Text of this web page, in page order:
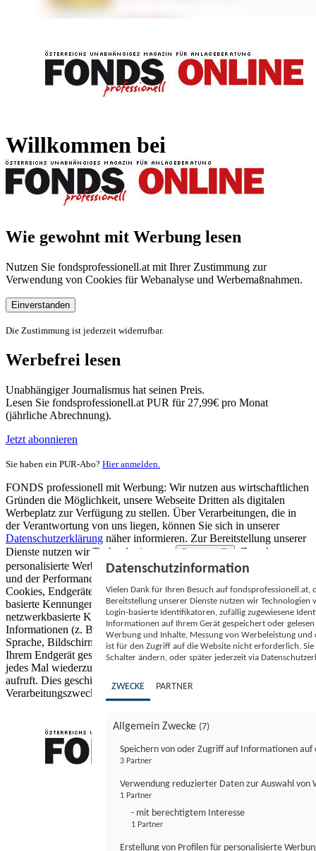
Willkommen bei
Wie gewohnt mit Werbung lesen
Nutzen Sie fondsprofessionell.at mit Ihrer Zustimmung zur
Verwendung von Cookies für Webanalyse und Werbemaßnahmen.
Einverstanden
Die Zustimmung ist jederzeit widerrufbar.
Werbefrei lesen
Unabhängiger Journalismus hat seinen Preis.
Lesen Sie fondsprofessionell.at PUR für 27,99€ pro Monat
(jährliche Abrechnung).
Jetzt abonnieren
Sie haben ein PUR-Abo? Hier anmelden.
FONDS professionell mit Werbung: Wir nutzen aus wirtschaftlichen
Gründen die Möglichkeit, unsere Webseite Dritten als digitalen
Werbeplatz zur Verfügung zu stellen. Über Verarbeitungen, die in
der Verantwortung von uns liegen, können Sie sich in unserer
Datenschutzerklärung näher informieren. Zur Bereitstellung unserer
Dienste nutzen wir Technologien von
Partnern (5)
. Zwecke:
personalisierte Werbung und Inhalte, Messung von Werbeleistung
und der Performance von Inhalten sowie Zielgruppenforschung.
Cookies, Endgeräte- oder ähnliche Online-Kennungen (z. B. login-
basierte Kennungen, zufällig generierte Kennungen,
netzwerkbasierte Kennungen) können zusammen mit anderen
Informationen (z. B. Browsertyp und Browserinformationen,
Sprache, Bildschirmgröße, unterstützte Technologien usw.) auf
Ihrem Endgerät gespeichert oder von dort ausgelesen werden, um es
jedes Mal wiederzuerkennen, wenn es eine App oder einer Webseite
aufruft. Dies geschieht für einen oder mehrere der hier aufgeführten
Verarbeitungszwecke.
Datenschutzinformation
Vielen Dank für Ihren Besuch auf
Bereitstellung unserer Dienste nutzen wir Technologien
Login-basierte Identifikatoren, zufällig zugewiesene
Informationen auf Ihrem Gerät gespeichert oder
Werbung und Inhalte, Messung von Werbeleistung
ist für den Zugriff auf die Website nicht erforderlich.
Schalter ändern, oder später jederzeit via
ZWECKE PARTNER
Allgemein Zwecke (7)
Speichern von oder Zugriff auf Informationen auf
3 Partner
Verwendung reduzierter Daten zur Auswahl von
1 Partner
- mit berechtigtem Interesse
1 Partner
Erstellung von Profilen für personalisierte
FONDS professionell